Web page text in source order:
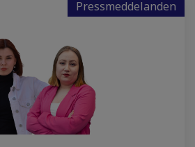
Pressmeddelanden